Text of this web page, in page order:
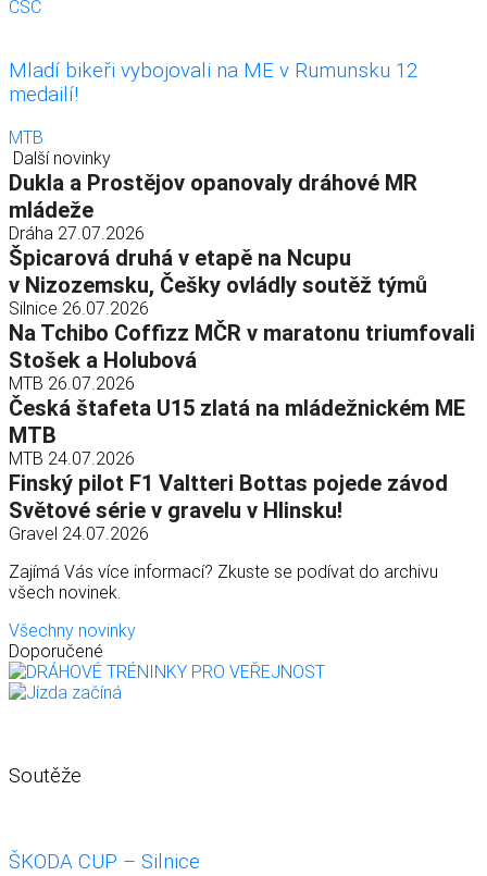
ČSC
Mladí bikeři vybojovali na ME v Rumunsku 12
medailí!
MTB
Další novinky
Dukla a Prostějov opanovaly dráhové MR
mládeže
Dráha 27.07.2026
Špicarová druhá v etapě na Ncupu
v Nizozemsku, Češky ovládly soutěž týmů
Silnice 26.07.2026
Na Tchibo Coffizz MČR v maratonu triumfovali
Stošek a Holubová
MTB 26.07.2026
Česká štafeta U15 zlatá na mládežnickém ME
MTB
MTB 24.07.2026
Finský pilot F1 Valtteri Bottas pojede závod
Světové série v gravelu v Hlinsku!
Gravel 24.07.2026
Zajímá Vás více informací? Zkuste se podívat do archivu
všech novinek.
Všechny novinky
Doporučené
Soutěže
ŠKODA CUP – Silnice